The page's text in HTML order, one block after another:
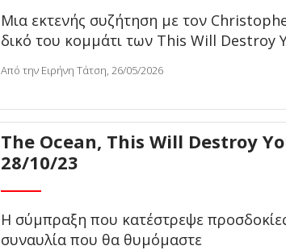
Μια εκτενής συζήτηση με τον
δικό του κομμάτι των This Will Destroy
Από την Ειρήνη Τάτση, 26/05/2026
The Ocean, This Will Destroy
28/10/23
Η σύμπραξη που κατέστρεψε
συναυλία που θα θυμόμαστε